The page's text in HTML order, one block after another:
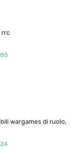
rrc
wargames di ruolo,